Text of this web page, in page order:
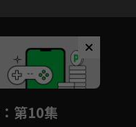
：第10集